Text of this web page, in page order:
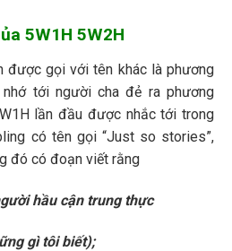
5W1H 5W2H
được gọi với tên khác là phương
tới người cha đẻ ra phương
lần đầu được nhắc tới trong
có tên gọi “Just so stories”,
đó có đoạn viết rằng
hầu cận trung thực
gì tôi biết);